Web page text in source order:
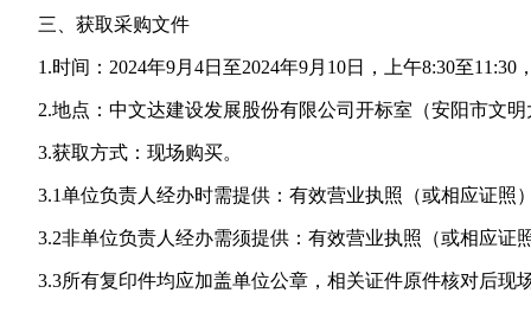
三、获取采购文件
1.时间：2024年9月4日至2024年9月10日，上午8:30至11:30
2.地点：中文达建设发展股份有限公司开标室（安阳市文明
3.获取方式：现场购买。
3.1单位负责人经办时需提供：有效营业执照（或相应证照
3.2非单位负责人经办需须提供：有效营业执照（或相应证
3.3所有复印件均应加盖单位公章，相关证件原件核对后现